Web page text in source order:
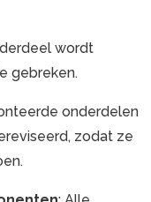
wordt
gebreken.
onderdelen
zodat ze